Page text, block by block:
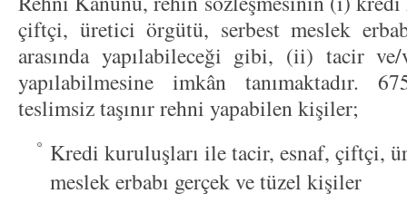
çiftçi, üretici örgütü, serbest meslek
arasında yapılabileceği gibi, (ii) tacir ve/
yapılabilmesine imkân tanımaktadır.
teslimsiz taşınır rehni yapabilen kişiler;
Kredi kuruluşları ile tacir, esnaf, çiftçi,
meslek erbabı gerçek ve tüzel kişiler